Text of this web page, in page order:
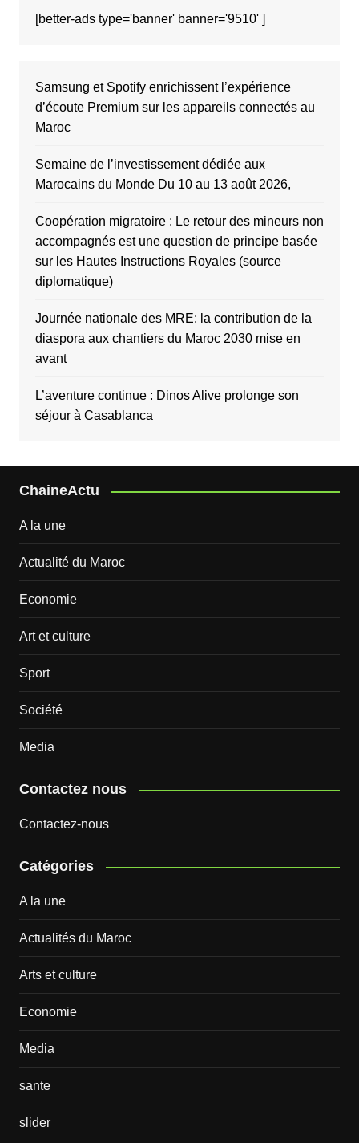
[better-ads type='banner' banner='9510' ]
Samsung et Spotify enrichissent l’expérience
d’écoute Premium sur les appareils connectés au
Maroc
Semaine de l’investissement dédiée aux
Marocains du Monde Du 10 au 13 août 2026,
Coopération migratoire : Le retour des mineurs non
accompagnés est une question de principe basée
sur les Hautes Instructions Royales (source
diplomatique)
Journée nationale des MRE: la contribution de la
diaspora aux chantiers du Maroc 2030 mise en
avant
L’aventure continue : Dinos Alive prolonge son
séjour à Casablanca
ChaineActu
A la une
Actualité du Maroc
Economie
Art et culture
Sport
Société
Media
Contactez nous
Contactez-nous
Catégories
A la une
Actualités du Maroc
Arts et culture
Economie
Media
sante
slider